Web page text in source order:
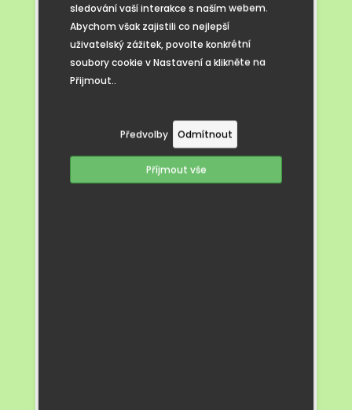
sledování vaší interakce s naším webem.
Abychom však zajistili co nejlepší
uživatelský zážitek, povolte konkrétní
soubory cookie v Nastavení a klikněte na
Přijmout..
Předvolby Odmítnout
Příjmout vše